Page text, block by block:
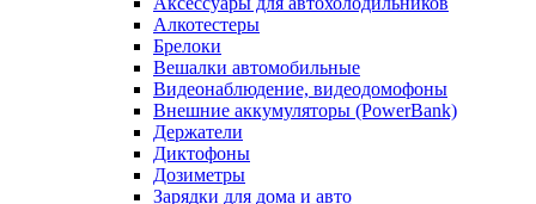
Алкотестеры
Брелоки
Вешалки автомобильные
Видеонаблюдение, видеодомофоны
Внешние аккумуляторы (PowerBank)
Держатели
Диктофоны
Дозиметры
Зарядки для дома и авто